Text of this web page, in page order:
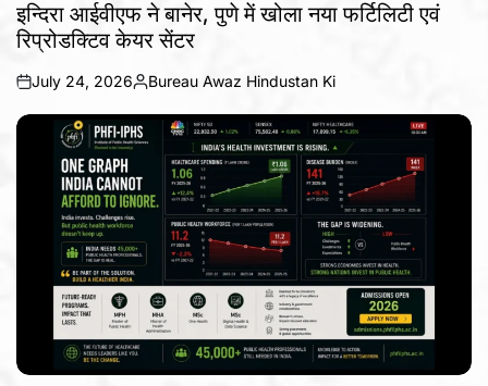
इन्दिरा आईवीएफ ने बानेर, पुणे में खोला नया फर्टिलिटी एवं
रिप्रोडक्टिव केयर सेंटर
on
July 24, 2026
Posted
by
Bureau Awaz Hindustan Ki